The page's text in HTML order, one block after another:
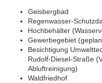
Geisbergbad
Regenwasser-
Hochbehälter
Gewerbegebiet
Besichtigung
Rudolf-Diesel-Straße
Abluftreinigung)
Waldfriedhof